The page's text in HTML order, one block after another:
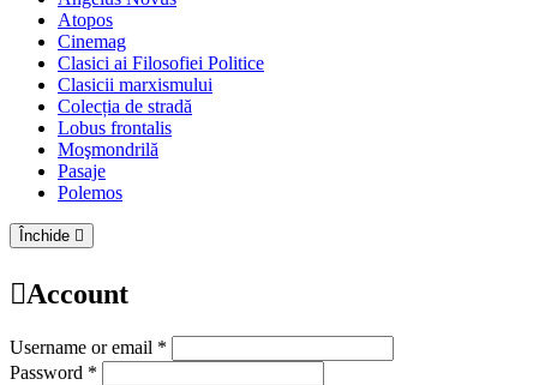
Atopos
Cinemag
Clasici ai Filosofiei Politice
Clasicii marxismului
Colecția de stradă
Lobus frontalis
Moşmondrilă
Pasaje
Polemos
Închide
Account
Username or email *
Password *